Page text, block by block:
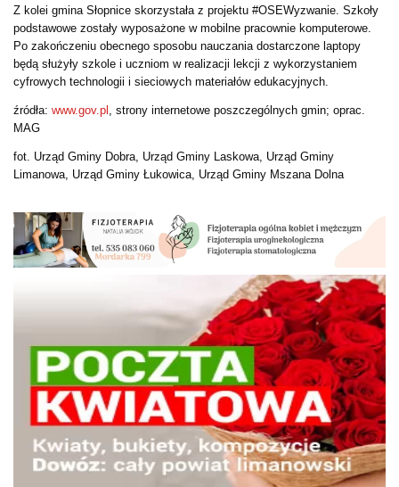
Z kolei gmina Słopnice skorzystała z projektu #OSEWyzwanie. Szkoły
podstawowe zostały wyposażone w mobilne pracownie komputerowe.
Po zakończeniu obecnego sposobu nauczania dostarczone laptopy
będą służyły szkole i uczniom w realizacji lekcji z wykorzystaniem
cyfrowych technologii i sieciowych materiałów edukacyjnych.
źródła: www.gov.pl , strony internetowe poszczególnych gmin; oprac.
MAG
fot. Urząd Gminy Dobra, Urząd Gminy Laskowa, Urząd Gminy
Limanowa, Urząd Gminy Łukowica, Urząd Gminy Mszana Dolna